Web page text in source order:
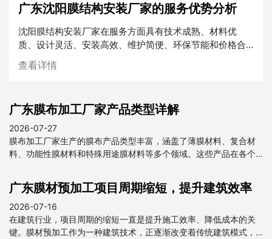
广东沈阳膜结构安装厂家的服务优势分析
沈阳膜结构安装厂家在服务方面具有技术成熟、材料优
质、设计灵活、安装高效、维护简便、环保节能和价格合
理等多重优势。在未来的建筑行业中，膜结构将发挥越来
越重要的作用
查看详情
广东膜布加工厂家产品类型详解
2026-07-27
膜布加工厂家生产的膜布产品类型丰富，涵盖了薄膜材料、复合材
料、功能性膜材料和特殊用途膜材料等多个领域。这些产品在各个
广东膜材预加工项目周期缩短，提升建筑效率
2026-07-16
在建筑行业，项目周期的缩短一直是提升施工效率、降低成本的关
键。膜材预加工作为一种建筑技术，正逐渐改变着传统建筑模式，